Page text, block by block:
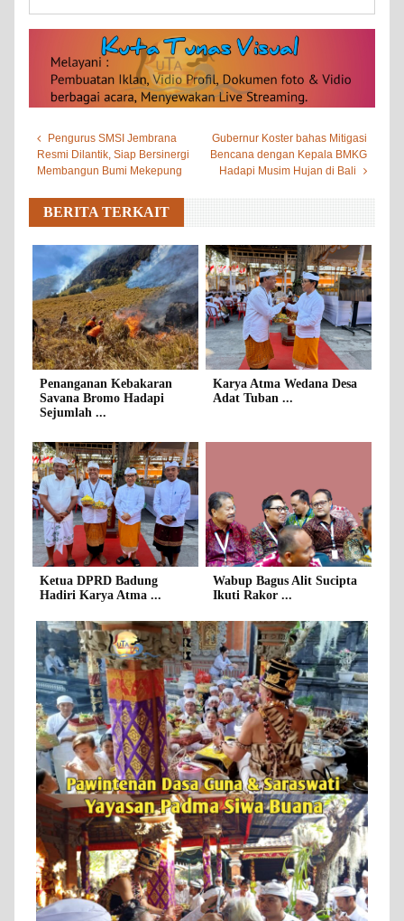
Pengurus SMSI Jembrana
Resmi Dilantik, Siap Bersinergi
Membangun Bumi Mekepung
Gubernur Koster bahas Mitigasi
Bencana dengan Kepala BMKG
Hadapi Musim Hujan di Bali
BERITA TERKAIT
Penanganan Kebakaran
Savana Bromo Hadapi
Sejumlah ...
Karya Atma Wedana Desa
Adat Tuban ...
Ketua DPRD Badung
Hadiri Karya Atma ...
Wabup Bagus Alit Sucipta
Ikuti Rakor ...